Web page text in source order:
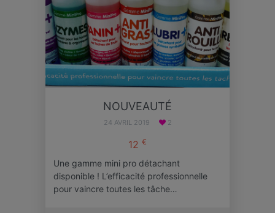
NOUVEAUTÉ
24 AVRIL 2019 2
12 €
Une gamme mini pro détachant
disponible ! L’efficacité professionnelle
pour vaincre toutes les tâche…